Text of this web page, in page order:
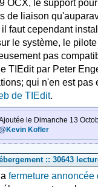
OCX, le support
de liaison
faut cependant
le système, le
pas
TIEdit par Peter
qui n'en est pas
de TIEdit.
le Dimanche 13
Kevin Kofler
:: 30643
fermeture annoncée